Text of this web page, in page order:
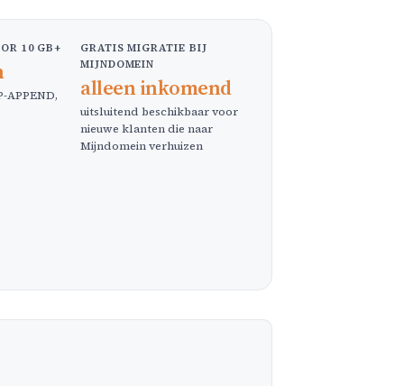
10 GB+
APPEND,
GRATIS MIGRATIE BIJ
MIJNDOMEIN
alleen inkomend
uitsluitend beschikbaar voor
nieuwe klanten die naar
Mijndomein verhuizen